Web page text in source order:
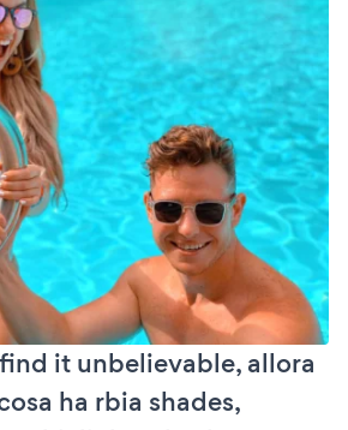
it unbelievable, allora
ha rbia shades,